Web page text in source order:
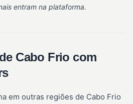
entram na plataforma.
Cabo Frio com
em outras regiões de Cabo Frio